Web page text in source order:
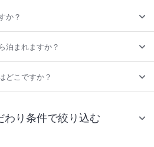
か？
泊まれますか？
どこですか？
わり条件で絞り込む